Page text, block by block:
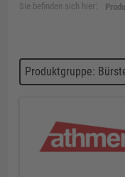
Sie befinden sich hier:
Produktgruppe: